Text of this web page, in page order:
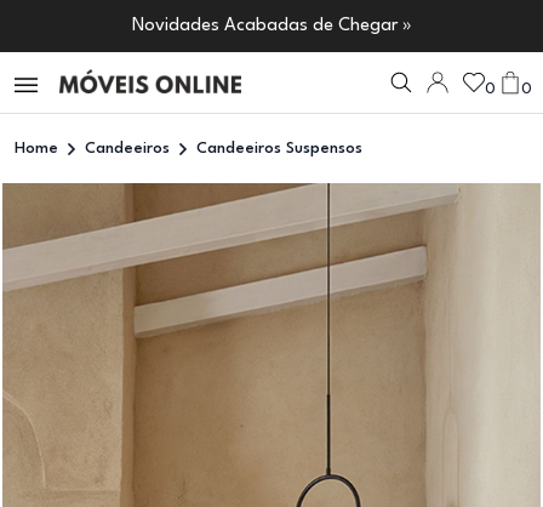
Novidades Acabadas de Chegar »
0 0
Home Candeeiros Candeeiros Suspensos